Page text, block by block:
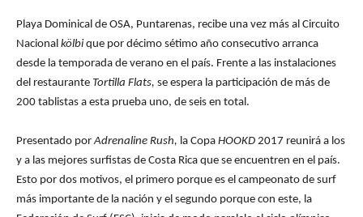
Playa Dominical de OSA, Puntarenas, recibe una vez más al Circuito
Nacional kölbi que por décimo sétimo año consecutivo arranca
desde la temporada de verano en el país. Frente a las instalaciones
del restaurante Tortilla Flats, se espera la participación de más de
200 tablistas a esta prueba uno, de seis en total.
Presentado porAdrenaline Rush, la Copa HOOKD 2017 reunirá a los
y a las mejores surfistas de Costa Rica que se encuentren en el país.
Esto por dos motivos, el primero porque es el campeonato de surf
más importante de la nación y el segundo porque con este, la